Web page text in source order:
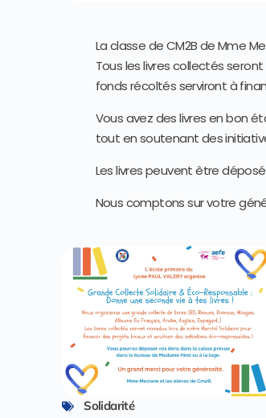
La classe de CM2B de Mme
Tous les livres collectés
fonds récoltés serviront à
Vous avez des livres en bon
tout en soutenant des
Les livres peuvent être
Nous comptons sur votre
Solidarité